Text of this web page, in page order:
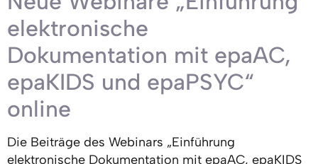
elektronische
Dokumentation mit epaAC,
epaKIDS und epaPSYC“
online
Die Beiträge des Webinars „Einführung
elektronische Dokumentation mit epaAC, epaKIDS